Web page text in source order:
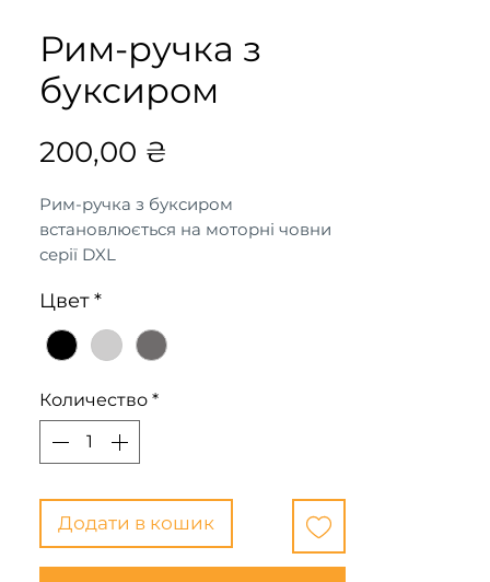
Рим-ручка з
буксиром
200,00 ₴
Рим-ручка з буксиром
встановлюється на моторні човни
серії DXL
Цвет*
Количество *
Додати в кошик